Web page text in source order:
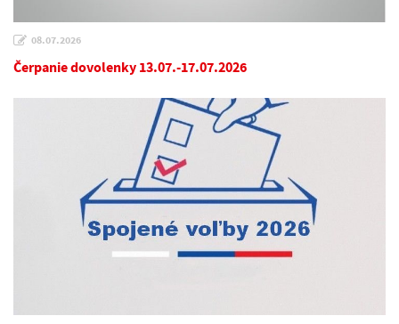
08.07.2026
Čerpanie dovolenky 13.07.-17.07.2026